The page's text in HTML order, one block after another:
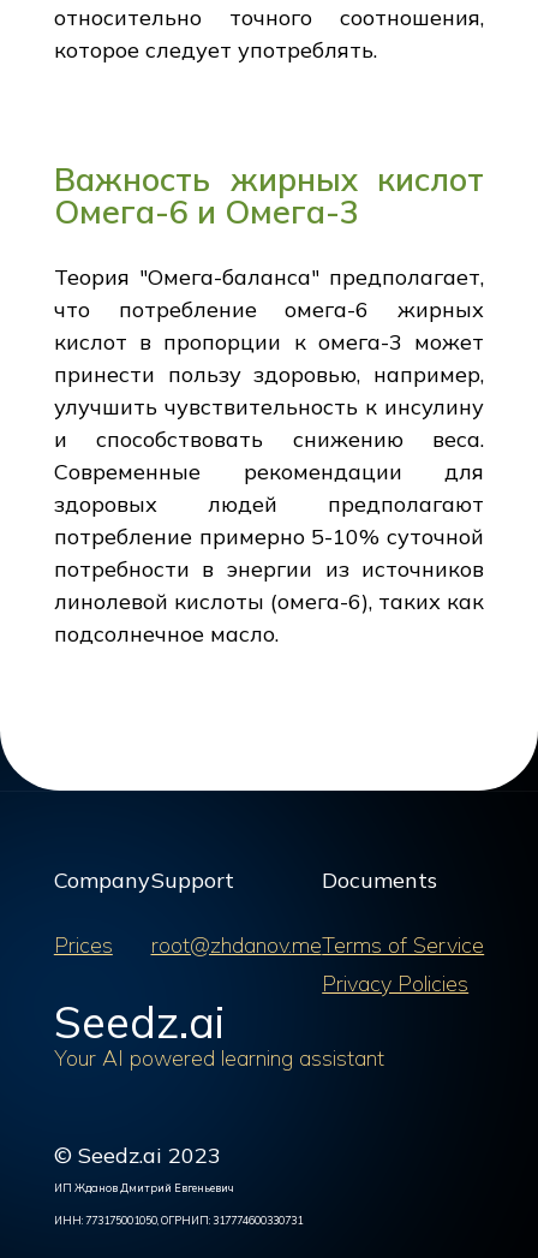
относительно точного соотношения,
которое следует употреблять.
Важность жирных кислот
Омега-6 и Омега-3
Теория "Омега-баланса" предполагает,
что потребление омега-6 жирных
кислот в пропорции к омега-3 может
принести пользу здоровью, например,
улучшить чувствительность к инсулину
и способствовать снижению веса.
Современные рекомендации для
здоровых людей предполагают
потребление примерно 5-10% суточной
потребности в энергии из источников
линолевой кислоты (омега-6), таких как
подсолнечное масло.
Company
Prices
Support
root@zhdanov.me
Documents
Terms of Service
Privacy Policies
Seedz.ai
Your AI powered learning assistant
© Seedz.ai 2023
ИП Жданов Дмитрий Евгеньевич
ИНН: 773175001050, ОГРНИП: 317774600330731